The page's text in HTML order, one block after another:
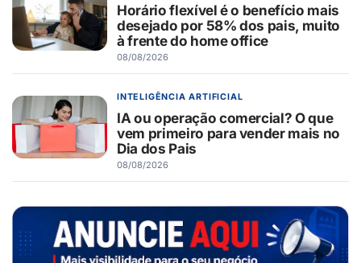
Horário flexível é o benefício mais
desejado por 58% dos pais, muito
à frente do home office
08/08/2026
INTELIGÊNCIA ARTIFICIAL
IA ou operação comercial? O que
vem primeiro para vender mais no
Dia dos Pais
08/08/2026